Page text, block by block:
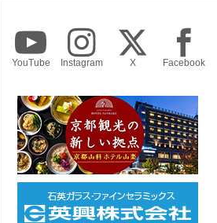
YouTube Instagram X Facebook